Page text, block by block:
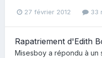
27 février 2012 33
Rapatriement d'Edith
Misesboy a répondu à un